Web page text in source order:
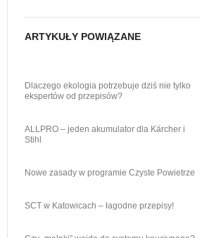
ARTYKUŁY POWIĄZANE
Dlaczego ekologia potrzebuje dziś nie tylko
ekspertów od przepisów?
ALLPRO – jeden akumulator dla Kärcher i
Stihl
Nowe zasady w programie Czyste Powietrze
SCT w Katowicach – łagodne przepisy!